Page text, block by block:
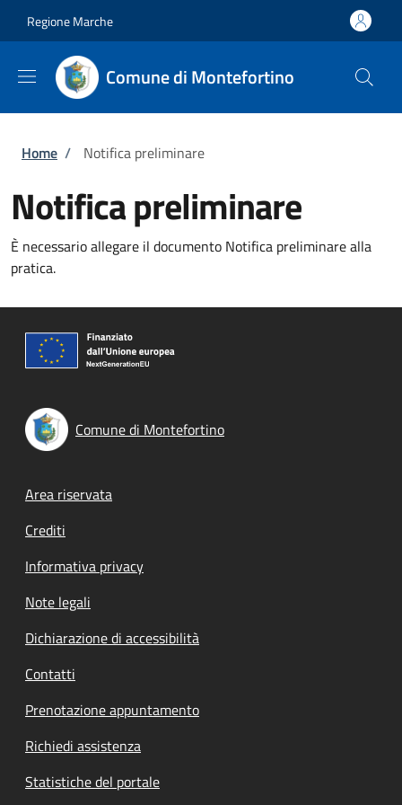
Regione Marche
Comune di Montefortino
Briciole di pane
Home / Notifica preliminare
Notifica preliminare
È necessario allegare il documento Notifica preliminare alla
pratica.
Comune di Montefortino
Footer menu
Area riservata
Crediti
Informativa privacy
Note legali
Dichiarazione di accessibilità
Contatti
Prenotazione appuntamento
Richiedi assistenza
Statistiche del portale